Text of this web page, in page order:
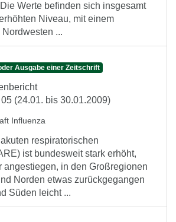
Werte befinden sich insgesamt
Niveau, mit einem
...
Ausgabe einer Zeitschrift
(24.01. bis 30.01.2009)
Influenza
respiratorischen
ist bundesweit stark erhöht,
angestiegen, in den Großregionen
Norden etwas zurückgegangen
Süden leicht ...